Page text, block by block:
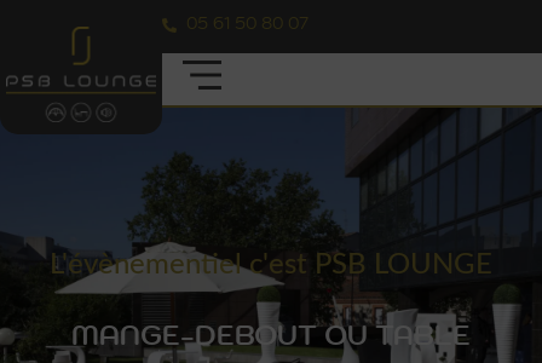
05 61 50 80 07
L'évènementiel c'est PSB LOUNGE
MANGE-DEBOUT OU TABLE